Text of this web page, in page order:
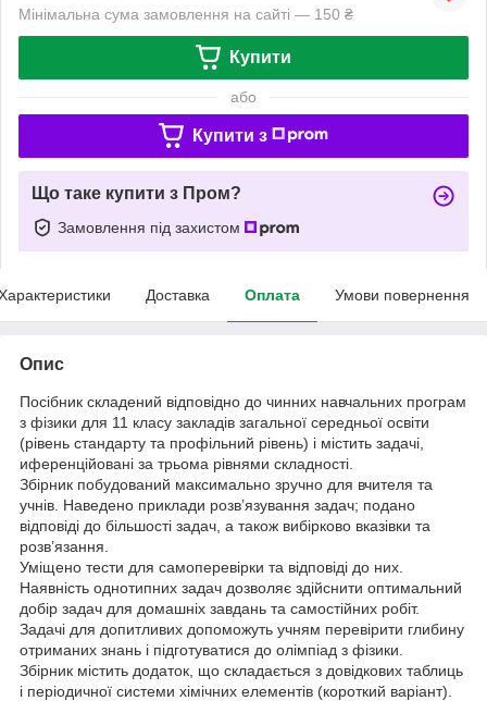
Мінімальна сума замовлення на сайті — 150 ₴
Купити
або
Купити з
Що таке купити з Пром?
Замовлення під захистом
Доставка Оплата Умови повернення
Опис
Посібник складений відповідно до чинних навчальних програм
з фізики для 11 класу закладів загальної середньої освіти
(рівень стандарту та профільний рівень) і містить задачі,
иференційовані за трьома рівнями складності.
Збірник побудований максимально зручно для вчителя та
учнів. Наведено приклади розв’язування задач; подано
відповіді до більшості задач, а також вибірково вказівки та
розв’язання.
Уміщено тести для самоперевірки та відповіді до них.
Наявність однотипних задач дозволяє здійснити оптимальний
добір задач для домашніх завдань та самостійних робіт.
Задачі для допитливих допоможуть учням перевірити глибину
отриманих знань і підготуватися до олімпіад з фізики.
Збірник містить додаток, що складається з довідкових таблиць
і періодичної системи хімічних елементів (короткий варіант).